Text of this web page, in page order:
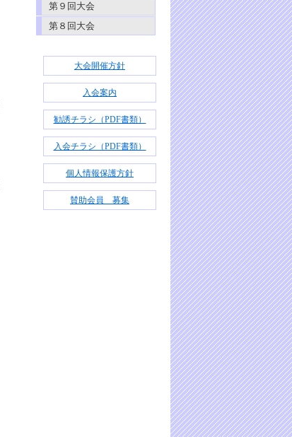
第９回大会
第８回大会
大会開催方針
入会案内
勧誘チラシ（PDF書類）
入会チラシ（PDF書類）
個人情報保護方針
賛助会員 募集